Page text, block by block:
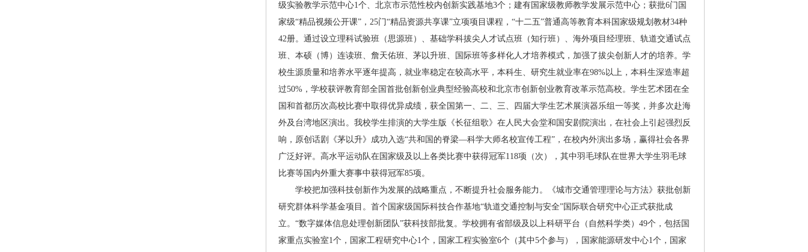
级实验教学示范中心1个、北京市示范性校内创新实践基地3个；建有国家级教师教学发展示范中心；获批6门国
家级“精品视频公开课”，25门“精品资源共享课”立项项目课程，“十二五”普通高等教育本科国家级规划教材34种
42册。通过设立理科试验班（思源班）、基础学科拔尖人才试点班（知行班）、海外项目经理班、轨道交通试点
班、本硕（博）连读班、詹天佑班、茅以升班、国际班等多样化人才培养模式，加强了拔尖创新人才的培养。学
校生源质量和培养水平逐年提高，就业率稳定在较高水平，本科生、研究生就业率在98%以上，本科生深造率超
过50%，学校获评教育部全国首批创新创业典型经验高校和北京市创新创业教育改革示范高校。学生艺术团在全
国和首都历次高校比赛中取得优异成绩，获全国第一、二、三、四届大学生艺术展演器乐组一等奖，并多次赴海
外及台湾地区演出。我校学生排演的大学生版《长征组歌》在人民大会堂和国安剧院演出，在社会上引起强烈反
响，原创话剧《茅以升》成功入选“共和国的脊梁—科学大师名校宣传工程”，在校内外演出多场，赢得社会各界
广泛好评。高水平运动队在国家级及以上各类比赛中获得冠军118项（次），其中羽毛球队在世界大学生羽毛球
比赛等国内外重大赛事中获得冠军85项。
学校把加强科技创新作为发展的战略重点，不断提升社会服务能力。《城市交通管理理论与方法》获批创新
研究群体科学基金项目。首个国家级国际科技合作基地“轨道交通控制与安全”国际联合研究中心正式获批成
立。“数字媒体信息处理创新团队”获科技部批复。学校拥有省部级及以上科研平台（自然科学类）49个，包括国
家重点实验室1个，国家工程研究中心1个，国家工程实验室6个（其中5个参与），国家能源研发中心1个，国家